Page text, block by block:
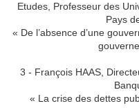
Etudes, Professeur des
Pays
« De l’absence d’une
3 - François HAAS,
« La crise des dettes